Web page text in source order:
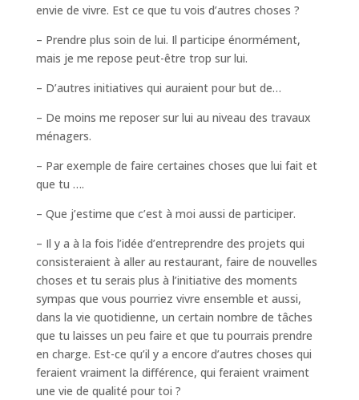
envie de vivre. Est ce que tu vois d’autres choses ?
– Prendre plus soin de lui. Il participe énormément,
mais je me repose peut-être trop sur lui.
– D’autres initiatives qui auraient pour but de…
– De moins me reposer sur lui au niveau des travaux
ménagers.
– Par exemple de faire certaines choses que lui fait et
que tu ….
– Que j’estime que c’est à moi aussi de participer.
– Il y a à la fois l’idée d’entreprendre des projets qui
consisteraient à aller au restaurant, faire de nouvelles
choses et tu serais plus à l’initiative des moments
sympas que vous pourriez vivre ensemble et aussi,
dans la vie quotidienne, un certain nombre de tâches
que tu laisses un peu faire et que tu pourrais prendre
en charge. Est-ce qu’il y a encore d’autres choses qui
feraient vraiment la différence, qui feraient vraiment
une vie de qualité pour toi ?